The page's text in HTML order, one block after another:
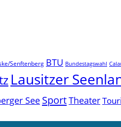
Senftenberg BTU Bundestagswahl
Lausitzer
See SportTheater